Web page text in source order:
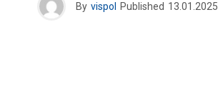
By vispol Published 13.01.2025